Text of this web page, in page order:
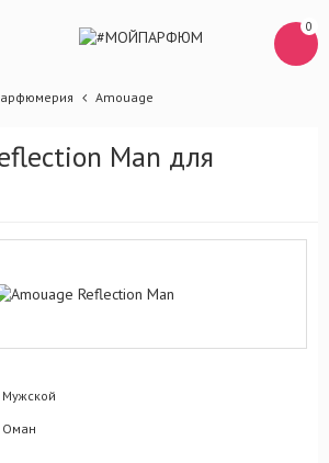
0
Amouage
Man для
Мужской
Оман